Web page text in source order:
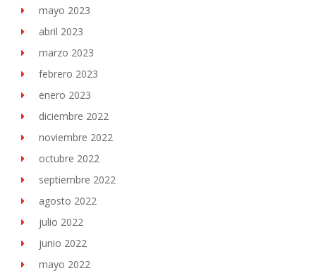
mayo 2023
abril 2023
marzo 2023
febrero 2023
enero 2023
diciembre 2022
noviembre 2022
octubre 2022
septiembre 2022
agosto 2022
julio 2022
junio 2022
mayo 2022